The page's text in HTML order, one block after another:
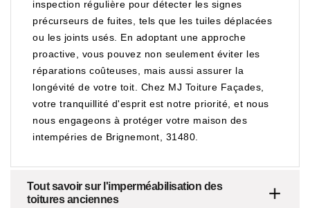
inspection régulière pour détecter les signes
précurseurs de fuites, tels que les tuiles déplacées
ou les joints usés. En adoptant une approche
proactive, vous pouvez non seulement éviter les
réparations coûteuses, mais aussi assurer la
longévité de votre toit. Chez MJ Toiture Façades,
votre tranquillité d'esprit est notre priorité, et nous
nous engageons à protéger votre maison des
intempéries de Brignemont, 31480.
Tout savoir sur l'imperméabilisation des
toitures anciennes